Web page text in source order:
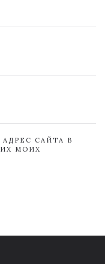
САЙТА В
МОИХ